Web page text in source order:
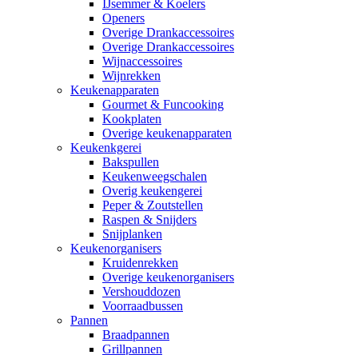
IJsemmer & Koelers
Openers
Overige Drankaccessoires
Overige Drankaccessoires
Wijnaccessoires
Wijnrekken
Keukenapparaten
Gourmet & Funcooking
Kookplaten
Overige keukenapparaten
Keukenkgerei
Bakspullen
Keukenweegschalen
Overig keukengerei
Peper & Zoutstellen
Raspen & Snijders
Snijplanken
Keukenorganisers
Kruidenrekken
Overige keukenorganisers
Vershouddozen
Voorraadbussen
Pannen
Braadpannen
Grillpannen